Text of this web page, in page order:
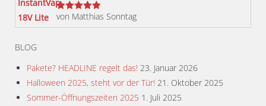
Bewertet
mit5von 5
von Matthias Sonntag
BLOG
Pakete? HEADLINE regelt das! 23. Januar 2026
Halloween 2025, steht vor der Tür! 21. Oktober 2025
Sommer-Öffnungszeiten 2025 1. Juli 2025